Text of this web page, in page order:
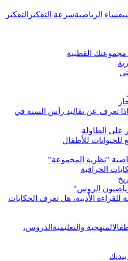
الرياضيةسرعة التفكير التفكير
القطبية
تعرف عن تقاليد رأس السنة في
على الطاولة
للحيوانات للأطفال
"نظرية المجموعة"
الخرافية
الروس"
للقراءة الأدبية، هل تعرف الحكايات
المنهجية والتعليمية الدروس،